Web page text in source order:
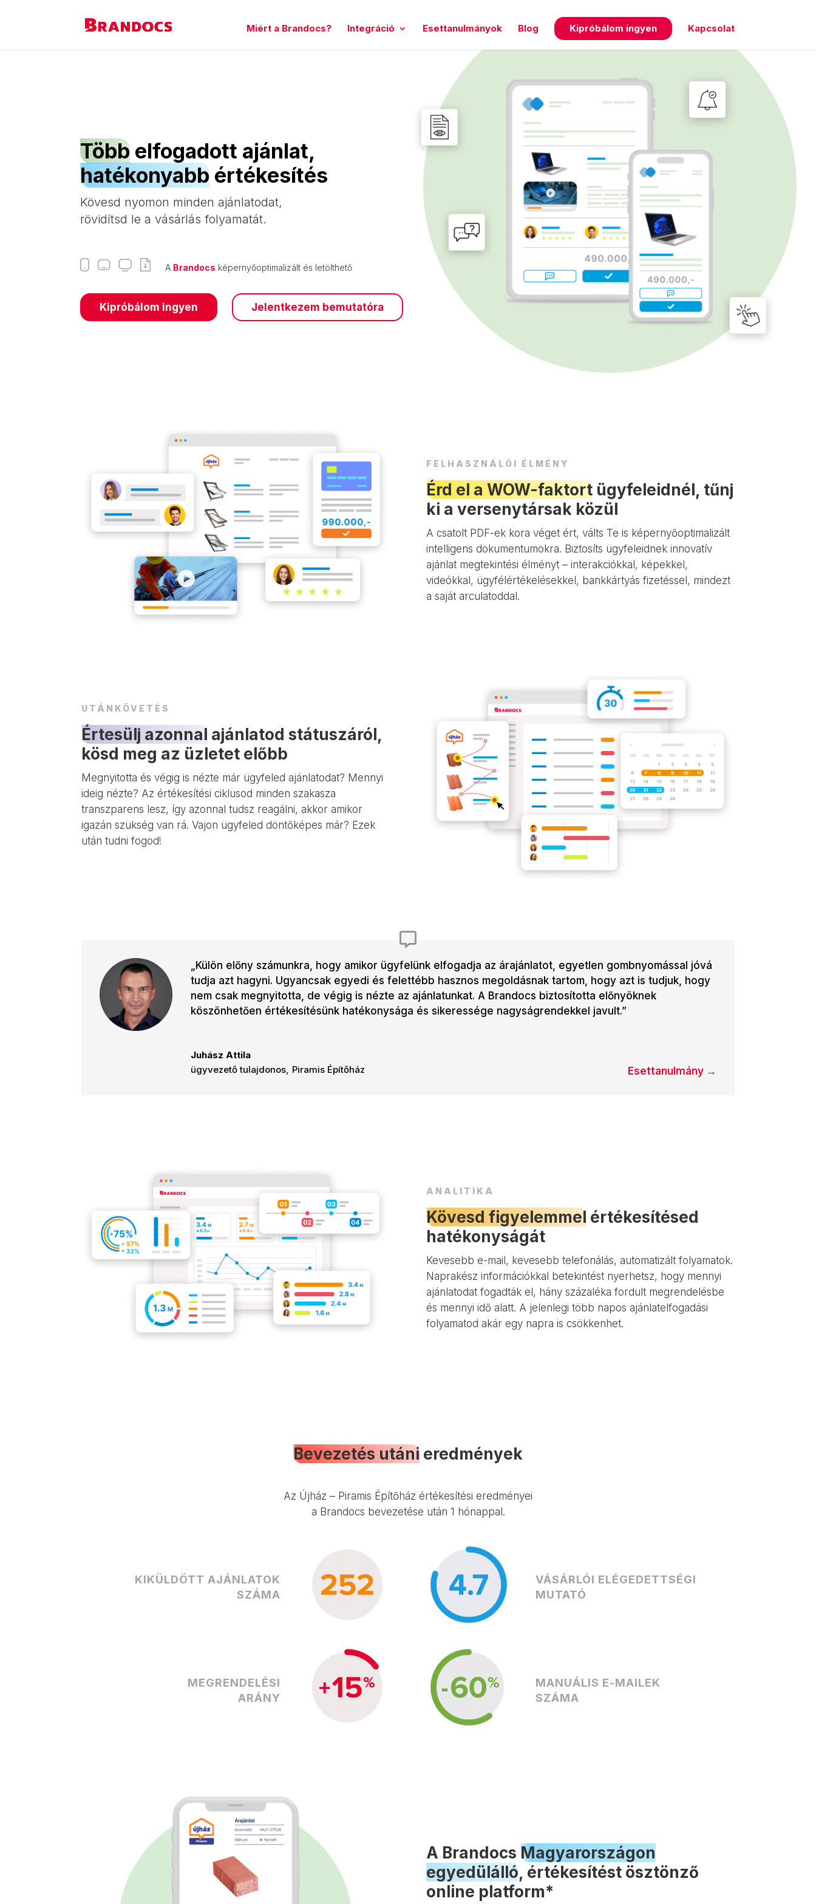
Miért a Brandocs? Integráció Esettanulmányok Blog Kipróbálom ingyen Kapcsolat
Több elfogadott ajánlat,
hatékonyabb értékesítés
Kövesd nyomon minden ajánlatodat,
rövidítsd le a vásárlás folyamatát.
A Brandocs képernyőoptimalizált és letölthető
Kipróbálom ingyen Jelentkezem bemutatóra
FELHASZNÁLÓI ÉLMÉNY
Érd el a WOW-faktortügyfeleidnél, tűnj
ki a versenytársak közül
A csatolt PDF-ek kora véget ért, válts Te is képernyőoptimalizált
intelligens dokumentumokra. Biztosíts ügyfeleidnek innovatív
ajánlat megtekintési élményt – interakciókkal, képekkel,
videókkal, ügyfélértékelésekkel, bankkártyás fizetéssel, mindezt
a saját arculatoddal .
UTÁNKÖVETÉS
Értesülj azonnal ajánlatod státuszáról,
kösd meg az üzletet előbb
Megnyitotta és végig is nézte már ügyfeled ajánlatodat? Mennyi
ideig nézte? Az értékesítési ciklusod minden szakasza
transzparens lesz, így azonnal tudsz reagálni, akkor amikor
igazán szükség van rá. Vajon ügyfeled döntőképes már? Ezek
után tudni fogod!
„Külön előny számunkra, hogy amikor ügyfelünk elfogadja az árajánlatot, egyetlen gombnyomással jóvá
tudja azt hagyni. Ugyancsak egyedi és felettébb hasznos megoldásnak tartom, hogy azt is tudjuk, hogy
nem csak megnyitotta, de végig is nézte az ajánlatunkat. A Brandocs biztosította előnyöknek
köszönhetően értékesítésünk hatékonysága és sikeressége nagyságrendekkel javult.”
Juhász Attila
ügyvezető tulajdonos, Piramis Építőház Esettanulmány →
ANALITIKA
Kövesd figyelemmelértékesítésed
hatékonyságát
Kevesebb e-mail, kevesebb telefonálás, automatizált folyamatok.
Naprakész információkkal betekintést nyerhetsz, hogy mennyi
ajánlatodat fogadták el, hány százaléka fordult megrendelésbe
és mennyi idő alatt. A jelenlegi több napos ajánlatelfogadási
folyamatod akár egy napra is csökkenhet.
Bevezetés utáni eredmények
Az Újház – Piramis Építőház értékesítési eredményei
a Brandocs bevezetése után 1 hónappal.
KIKÜLDÖTT AJÁNLATOK
SZÁMA
MEGRENDELÉSI
ARÁNY
VÁSÁRLÓI ELÉGEDETTSÉGI
MUTATÓ
MANUÁLIS E-MAILEK
SZÁMA
A Brandocs Magyarországon
egyedülálló, értékesítést ösztönző
online platform*